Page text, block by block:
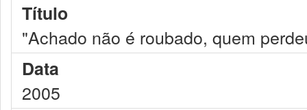
Título
"Achado não é roubado, quem
Data
2005